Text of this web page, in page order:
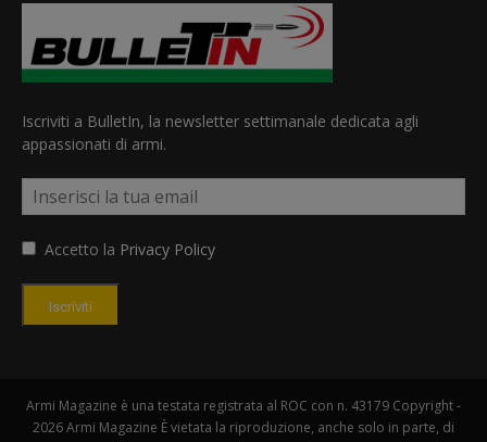
Iscriviti a BulletIn, la newsletter settimanale dedicata agli
appassionati di armi.
Accetto la Privacy Policy
Iscriviti
Armi Magazine è una testata registrata al ROC con n. 43179 Copyright -
2026 Armi Magazine È vietata la riproduzione, anche solo in parte, di